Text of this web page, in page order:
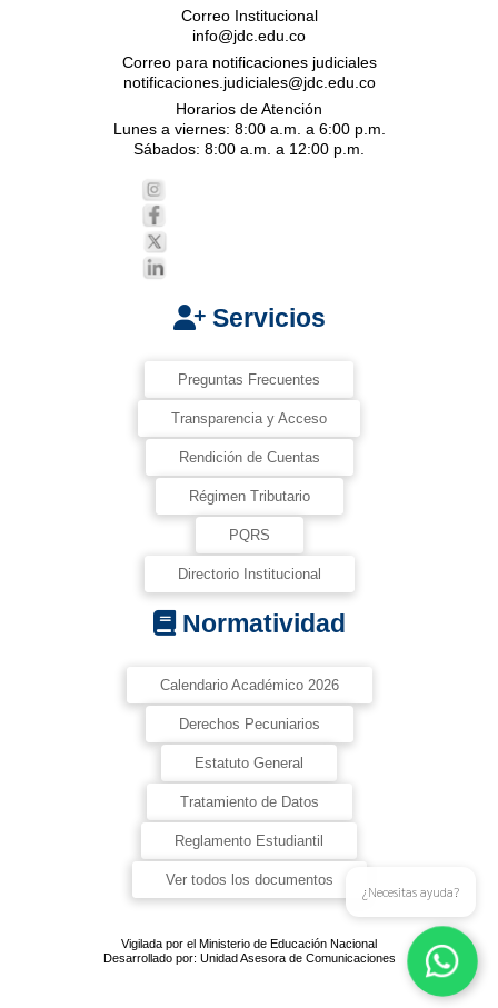
Correo Institucional
info@jdc.edu.co
Correo para notificaciones judiciales
notificaciones.judiciales@jdc.edu.co
Horarios de Atención
Lunes a viernes: 8:00 a.m. a 6:00 p.m.
Sábados: 8:00 a.m. a 12:00 p.m.
Servicios
Preguntas Frecuentes
Transparencia y Acceso
Rendición de Cuentas
Régimen Tributario
PQRS
Directorio Institucional
Normatividad
Calendario Académico 2026
Derechos Pecuniarios
Estatuto General
Tratamiento de Datos
Reglamento Estudiantil
Ver todos los documentos
Vigilada por el Ministerio de Educación Nacional
Desarrollado por: Unidad Asesora de Comunicaciones
¿Necesitas ayuda?